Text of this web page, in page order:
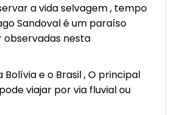
a vida selvagem , tempo
Sandoval é um paraíso
observadas nesta
e o Brasil , O principal
viajar por via fluvial ou